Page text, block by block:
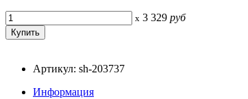
x 3 329 руб
Артикул: sh-203737
Информация